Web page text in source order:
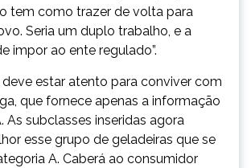
tem como trazer de volta para
Seria um duplo trabalho, e a
impor ao ente regulado”.
estar atento para conviver com
que fornece apenas a informação
As subclasses inseridas agora
esse grupo de geladeiras que se
A. Caberá ao consumidor